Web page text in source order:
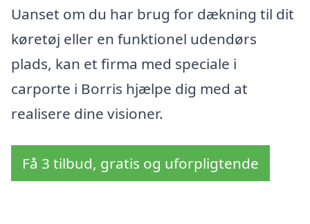
Uanset om du har brug for dækning til dit
køretøj eller en funktionel udendørs
plads, kan et firma med speciale i
carporte i Borris hjælpe dig med at
realisere dine visioner.
Få 3 tilbud, gratis og uforpligtende